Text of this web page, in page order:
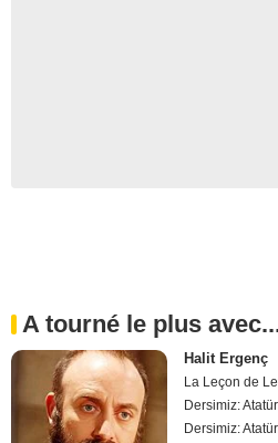
A tourné le plus
Halit Ergenç
La Leçon de
Dersimiz:
Dersimiz: